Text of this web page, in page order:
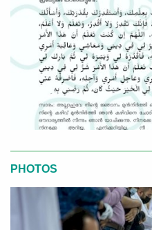
PHOTOS